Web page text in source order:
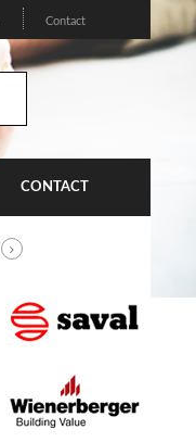
Contact
CONTACT